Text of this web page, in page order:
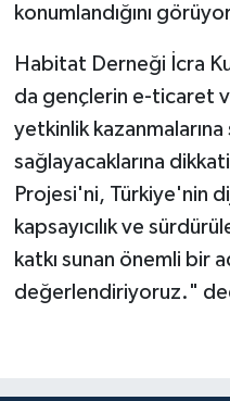
konumlandığını
Habitat Derneği İcra
da gençlerin e-ticaret
yetkinlik
sağlayacaklarına
Projesi'ni, Türkiye'nin
kapsayıcılık ve
katkı sunan önemli bir
değerlendiriyoruz."